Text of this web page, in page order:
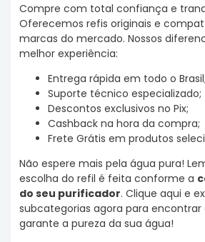
Compre com total confiança e
Oferecemos refis originais e
marcas do mercado. Nossos
melhor experiência:
Entrega rápida em todo o Brasil;
Suporte técnico especializado;
Descontos exclusivos no Pix;
Cashback na hora da compra;
Frete Grátis em produtos
Não espere mais pela água pura!
escolha do refil é feita conforme a
do seu purificador. Clique aqui e
subcategorias agora para encontrar
garante a pureza da sua água!